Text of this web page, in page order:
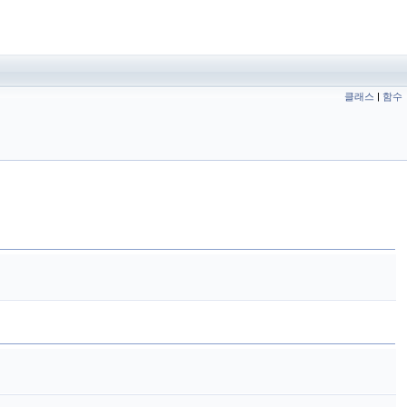
클래스 | 함수